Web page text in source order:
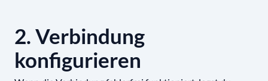
2. Verbindung
konfigurieren